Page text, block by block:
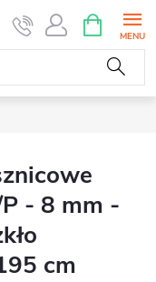
KOSZYK
- 8 mm -
cm